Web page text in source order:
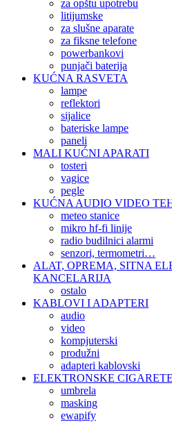
za opštu upotrebu
litijumske
za slušne aparate
za fiksne telefone
powerbankovi
punjači baterija
KUĆNA RASVETA
lampe
reflektori
sijalice
bateriske lampe
paneli
MALI KUĆNI APARATI
tosteri
vagice
pegle
KUĆNA AUDIO VIDEO
meteo stanice
mikro hf-fi linije
radio budilnici alarmi
senzori, termometri…
ALAT, OPREMA, SITNA
KANCELARIJA
ostalo
KABLOVI I ADAPTERI
audio
video
kompjuterski
produžni
adapteri kablovski
ELEKTRONSKE CIGARETE
umbrela
masking
ewapify